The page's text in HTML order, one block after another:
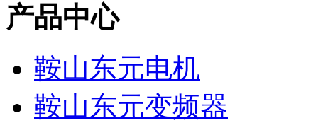
产品中心
鞍山东元电机
鞍山东元变频器